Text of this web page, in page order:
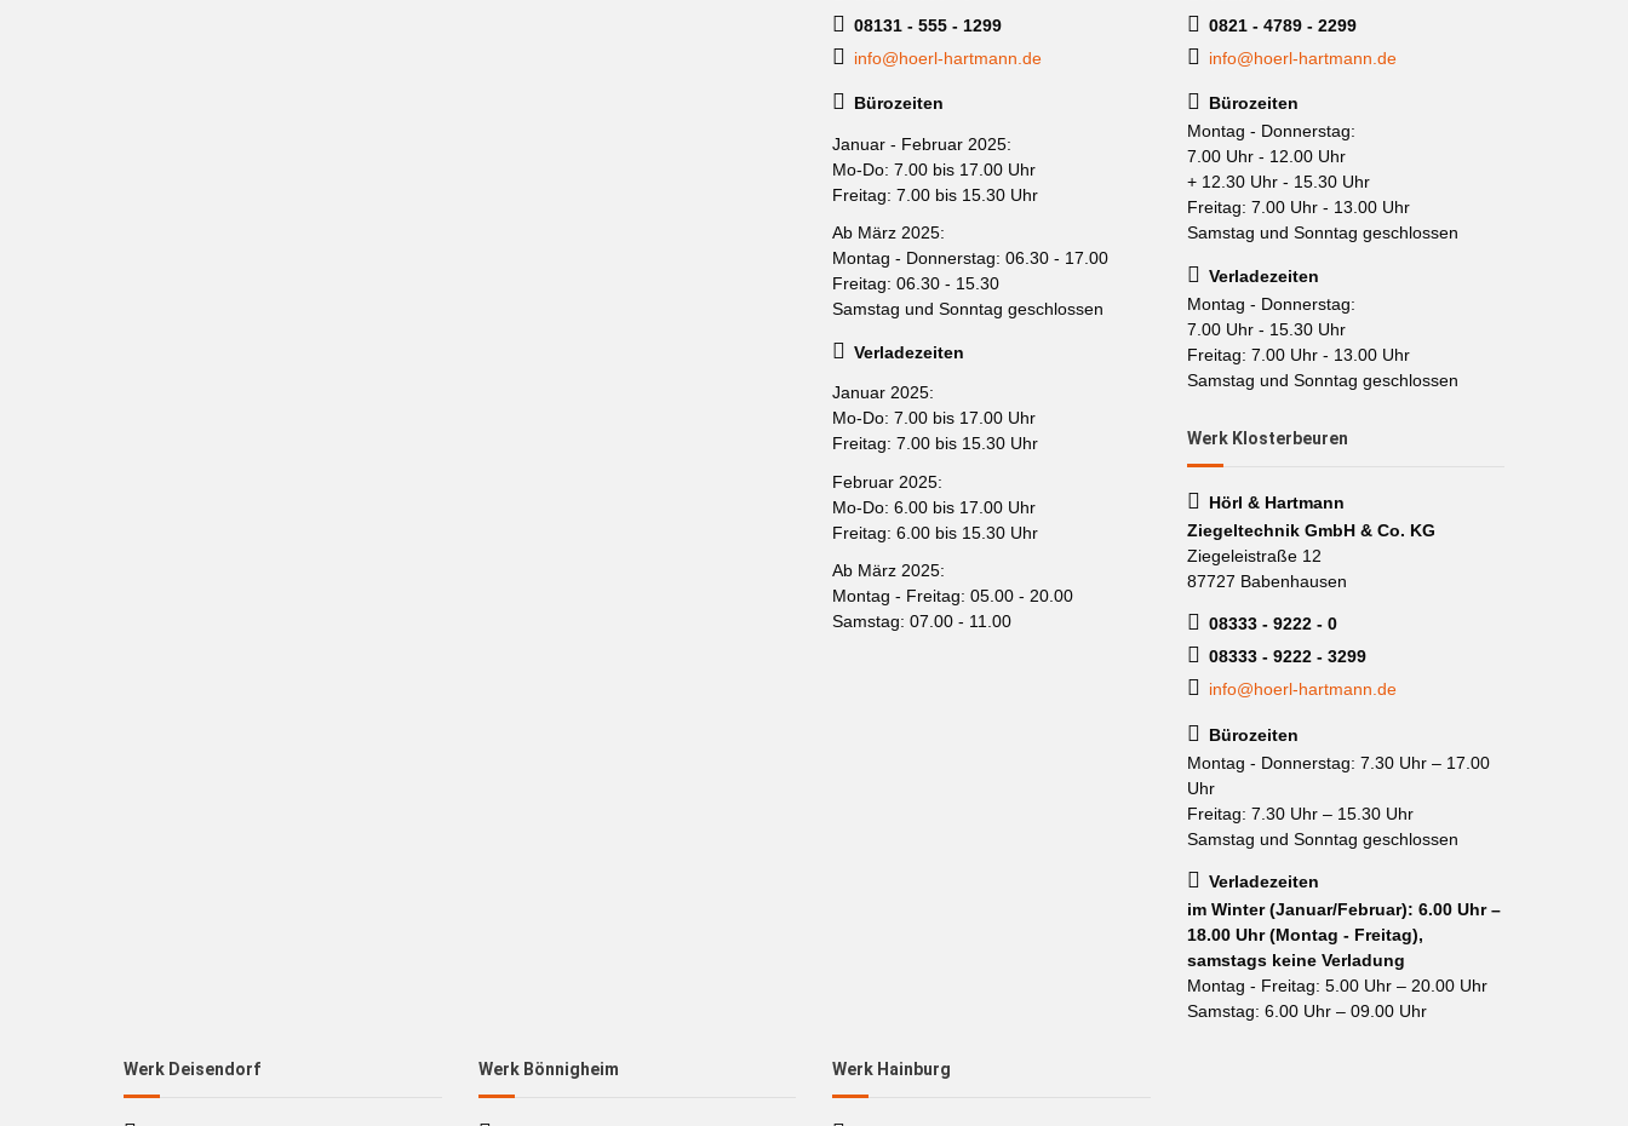
08131 - 555 - 1299
info@hoerl-hartmann.de
Bürozeiten
Januar - Februar 2025:
Mo-Do: 7.00 bis 17.00 Uhr
Freitag: 7.00 bis 15.30 Uhr
Ab März 2025:
Montag - Donnerstag: 06.30 - 17.00
Freitag: 06.30 - 15.30
Samstag und Sonntag geschlossen
Verladezeiten
Januar 2025:
Mo-Do: 7.00 bis 17.00 Uhr
Freitag: 7.00 bis 15.30 Uhr
Februar 2025:
Mo-Do: 6.00 bis 17.00 Uhr
Freitag: 6.00 bis 15.30 Uhr
Ab März 2025:
Montag - Freitag: 05.00 - 20.00
Samstag: 07.00 - 11.00
0821 - 4789 - 2299
info@hoerl-hartmann.de
Bürozeiten
Montag - Donnerstag:
7.00 Uhr - 12.00 Uhr
+ 12.30 Uhr - 15.30 Uhr
Freitag: 7.00 Uhr - 13.00 Uhr
Samstag und Sonntag geschlossen
Verladezeiten
Montag - Donnerstag:
7.00 Uhr - 15.30 Uhr
Freitag: 7.00 Uhr - 13.00 Uhr
Samstag und Sonntag geschlossen
Werk Klosterbeuren
Hörl & Hartmann
Ziegeltechnik GmbH & Co. KG
Ziegeleistraße 12
87727 Babenhausen
08333 - 9222 - 0
08333 - 9222 - 3299
info@hoerl-hartmann.de
Bürozeiten
Montag - Donnerstag: 7.30 Uhr – 17.00
Uhr
Freitag: 7.30 Uhr – 15.30 Uhr
Samstag und Sonntag geschlossen
Verladezeiten
im Winter (Januar/Februar): 6.00 Uhr –
18.00 Uhr (Montag - Freitag),
samstags keine Verladung
Montag - Freitag: 5.00 Uhr – 20.00 Uhr
Samstag: 6.00 Uhr – 09.00 Uhr
Werk Deisendorf Werk Bönnigheim Werk Hainburg